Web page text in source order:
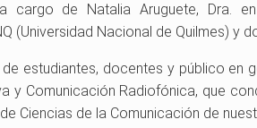
cargo de Natalia Aruguete, Dra.
(Universidad Nacional de Quilmes) y
estudiantes, docentes y público en
y Comunicación Radiofónica, que
Ciencias de la Comunicación de